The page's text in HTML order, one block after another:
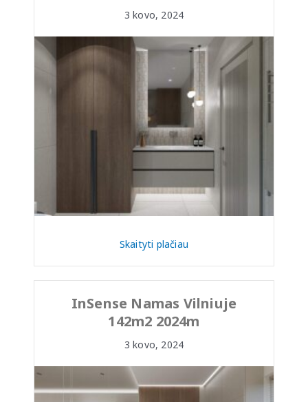
3 kovo, 2024
Skaityti plačiau
InSense Namas Vilniuje
142m2 2024m
3 kovo, 2024